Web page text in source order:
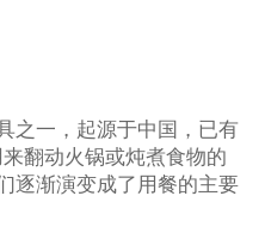
之一，起源于中国，已有
翻动火锅或炖煮食物的
逐渐演变成了用餐的主要